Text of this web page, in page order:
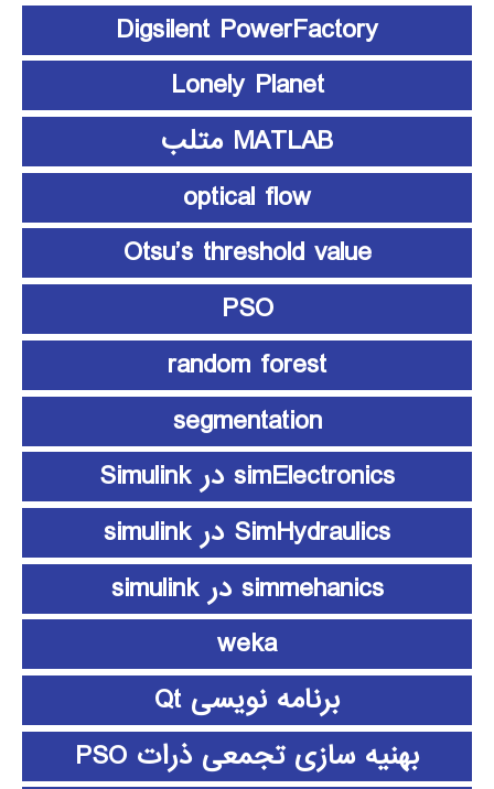
Digsilent PowerFactory
Lonely Planet
MATLAB متلب
optical flow
Otsu’s threshold value
PSO
random forest
segmentation
simElectronics در Simulink
SimHydraulics در simulink
simmehanics در simulink
weka
برنامه نویسی Qt
بهنیه سازی تجمعی ذرات PSO